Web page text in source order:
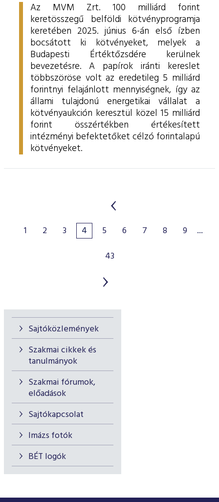
Sajtóközlemények
Szakmai cikkek és
tanulmányok
Szakmai fórumok,
előadások
Sajtókapcsolat
Imázs fotók
BÉT logók
Az MVM Zrt. 100 milliárd forint
keretösszegű belföldi kötvényprogramja
keretében 2025. június 6-án első ízben
bocsátott ki kötvényeket, melyek a
Budapesti Értéktőzsdére kerülnek
bevezetésre. A papírok iránti kereslet
többszöröse volt az eredetileg 5 milliárd
forintnyi felajánlott mennyiségnek, így az
állami tulajdonú energetikai vállalat a
kötvényaukción keresztül közel 15 milliárd
forint összértékben értékesített
intézményi befektetőket célzó forintalapú
kötvényeket.
1 2 3 4 5 6 7 8 9
...
43